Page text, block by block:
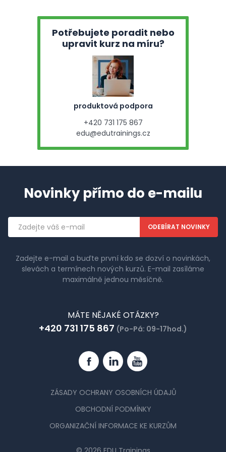
Potřebujete poradit nebo
upravit kurz na míru?
produktová podpora
+420 731 175 867
edu@edutrainings.cz
Novinky přímo do e-mailu
Emailová
adresa
Zadejte e-mail a buďte první kdo se dozví o novinkách,
slevách a termínech nových kurzů. E-mail zasíláme
maximálně jednou měsíčně.
MÁTE NĚJAKÉ OTÁZKY?
+420 731 175 867 (Po-Pá: 09-17hod.)
FacebookLinkedinYouTube
ZÁSADY OCHRANY OSOBNÍCH ÚDAJŮ
OBCHODNÍ PODMÍNKY
ORGANIZAČNÍ INFORMACE KE KURZŮM